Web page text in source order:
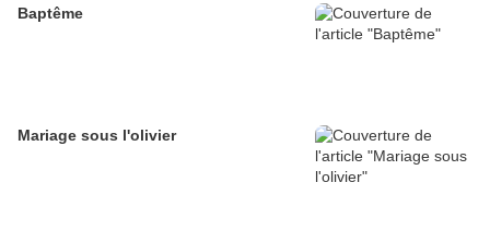
Baptême
Mariage sous l'olivier